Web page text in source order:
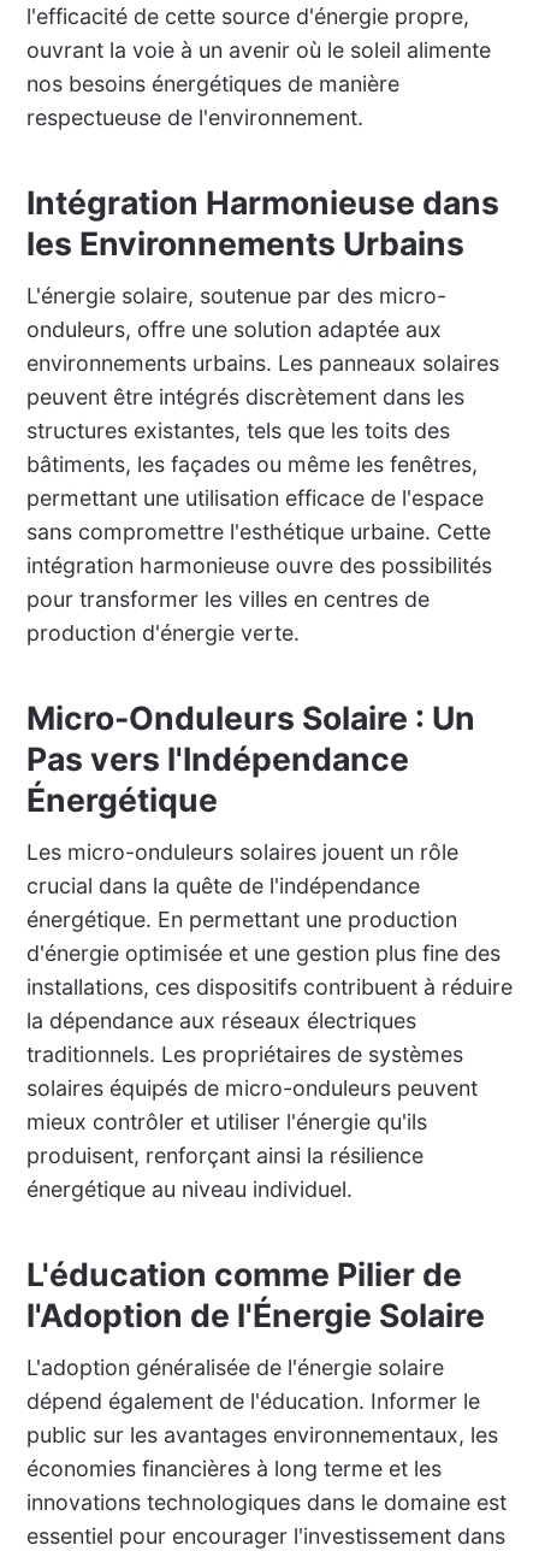
l'efficacité de cette source d'énergie propre,
ouvrant la voie à un avenir où le soleil alimente
nos besoins énergétiques de manière
respectueuse de l'environnement.
Intégration Harmonieuse dans
les Environnements Urbains
L'énergie solaire, soutenue par des micro-
onduleurs, offre une solution adaptée aux
environnements urbains. Les panneaux solaires
peuvent être intégrés discrètement dans les
structures existantes, tels que les toits des
bâtiments, les façades ou même les fenêtres,
permettant une utilisation efficace de l'espace
sans compromettre l'esthétique urbaine. Cette
intégration harmonieuse ouvre des possibilités
pour transformer les villes en centres de
production d'énergie verte.
Micro-Onduleurs Solaire : Un
Pas vers l'Indépendance
Énergétique
Les micro-onduleurs solaires jouent un rôle
crucial dans la quête de l'indépendance
énergétique. En permettant une production
d'énergie optimisée et une gestion plus fine des
installations, ces dispositifs contribuent à réduire
la dépendance aux réseaux électriques
traditionnels. Les propriétaires de systèmes
solaires équipés de micro-onduleurs peuvent
mieux contrôler et utiliser l'énergie qu'ils
produisent, renforçant ainsi la résilience
énergétique au niveau individuel.
L'éducation comme Pilier de
l'Adoption de l'Énergie Solaire
L'adoption généralisée de l'énergie solaire
dépend également de l'éducation. Informer le
public sur les avantages environnementaux, les
économies financières à long terme et les
innovations technologiques dans le domaine est
essentiel pour encourager l'investissement dans